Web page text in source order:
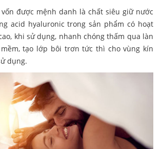
được mệnh danh là chất siêu giữ nước
acid hyaluronic trong sản phẩm có hoạt
khi sử dụng, nhanh chóng thấm qua làn
tạo lớp bôi trơn tức thì cho vùng kín
dụng.